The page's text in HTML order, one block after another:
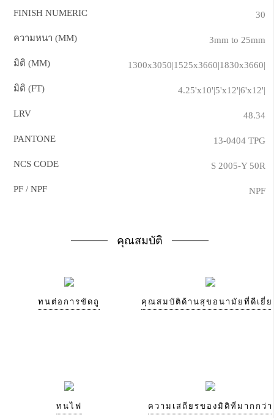
FINISH NUMERIC 30
ความหนา (MM) 3mm to 25mm
มิติ (MM) 1300x3050|1525x3660|1830x3660|
มิติ (FT) 4.25'x10'|5'x12'|6'x12'|
LRV 48.34
PANTONE 13-0404 TPG
NCS CODE S 2005-Y 50R
PF / NPF NPF
คุณสมบัติ
ทนต่อการขัดถู คุณสมบัติด้านสุขอนามัยที่ดีเยี่
ทนไฟ
ความเสถียรของมิติที่มากกว่า